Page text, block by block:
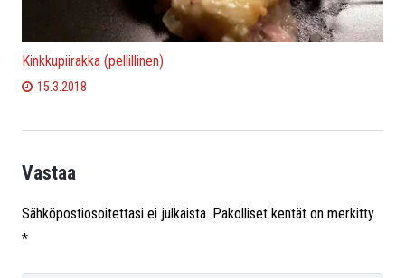
Kinkkupiirakka (pellillinen)
15.3.2018
Vastaa
Sähköpostiosoitettasi ei julkaista. Pakolliset kentät on merkitty
*